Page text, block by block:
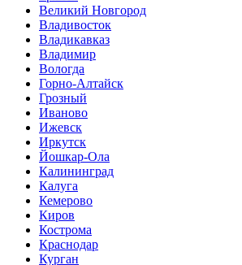
Великий Новгород
Владивосток
Владикавказ
Владимир
Вологда
Горно-Алтайск
Грозный
Иваново
Ижевск
Иркутск
Йошкар-Ола
Калининград
Калуга
Кемерово
Киров
Кострома
Краснодар
Курган